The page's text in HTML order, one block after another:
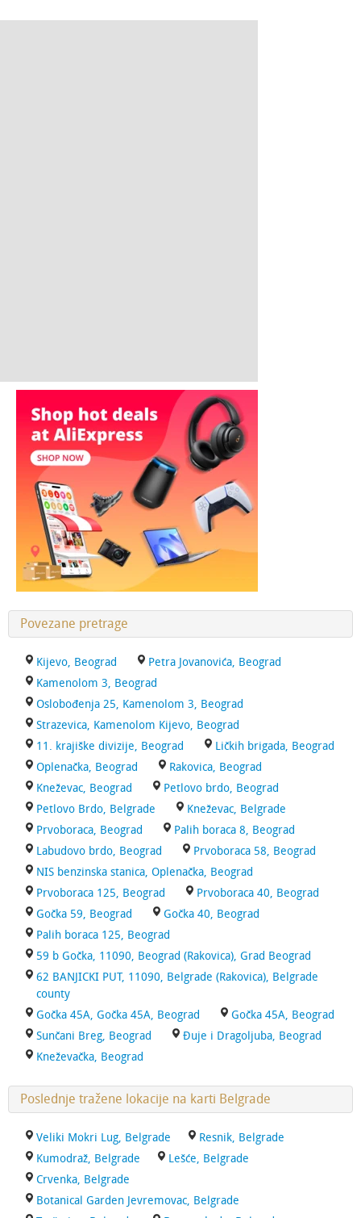
Povezane pretrage
Kijevo, Beograd
Petra Jovanovića, Beograd
Kamenolom 3, Beograd
Oslobođenja 25, Kamenolom 3, Beograd
Strazevica, Kamenolom Kijevo, Beograd
11. krajiške divizije, Beograd
Ličkih brigada, Beograd
Oplenačka, Beograd
Rakovica, Beograd
Kneževac, Beograd
Petlovo brdo, Beograd
Petlovo Brdo, Belgrade
Kneževac, Belgrade
Prvoboraca, Beograd
Palih boraca 8, Beograd
Labudovo brdo, Beograd
Prvoboraca 58, Beograd
NIS benzinska stanica, Oplenačka, Beograd
Prvoboraca 125, Beograd
Prvoboraca 40, Beograd
Gočka 59, Beograd
Gočka 40, Beograd
Palih boraca 125, Beograd
59 b Gočka, 11090, Beograd (Rakovica), Grad Beograd
62 BANJICKI PUT, 11090, Belgrade (Rakovica), Belgrade
county
Gočka 45A, Gočka 45A, Beograd
Gočka 45A, Beograd
Sunčani Breg, Beograd
Đuje i Dragoljuba, Beograd
Kneževačka, Beograd
Poslednje tražene lokacije na karti Belgrade
Veliki Mokri Lug, Belgrade
Resnik, Belgrade
Kumodraž, Belgrade
Lešće, Belgrade
Crvenka, Belgrade
Botanical Garden Jevremovac, Belgrade